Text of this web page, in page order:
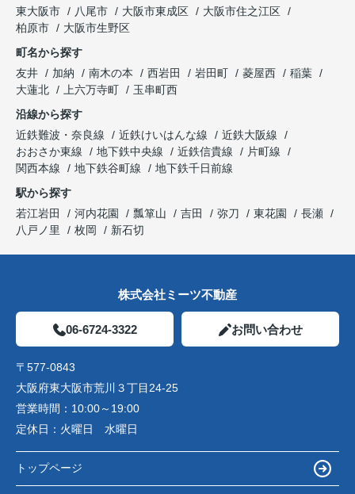
東大阪市
八尾市 大阪市東成区
大阪市住之江区
柏原市
大阪市生野区
町名から探す
友井
加納 南木の本 西岩田 岩田町 菱屋西
稲葉
大蓮北
上六万寺町
玉串町西
沿線から探す
近鉄難波・奈良線
近鉄けいはんな線
近鉄大阪線
おおさか東線
地下鉄中央線 近鉄信貴線
片町線
関西本線
地下鉄谷町線
地下鉄千日前線
駅から探す
若江岩田
河内花園 瓢箪山 吉田 弥刀 東花園
長瀬
八戸ノ里
枚岡 新石切
株式会社ミーツ不動産
06-6724-3322 お問い合わせ
〒577-0843
大阪府東大阪市荒川３丁目24-25
営業時間： 10:00～19:00
定休日： 火曜日 水曜日
トップページ